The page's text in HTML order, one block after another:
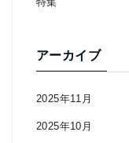
アーカイブ
2025年11月
2025年10月